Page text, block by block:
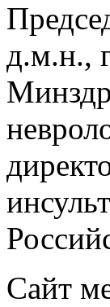
д.м.н.,
Сайт